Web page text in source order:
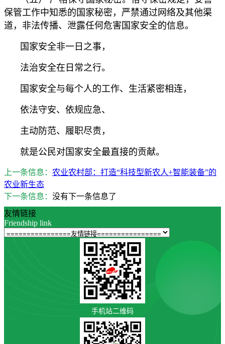
保管工作中知悉的国家秘密，严禁通过网络及其他渠
道，非法传播、泄露任何危害国家安全的信息。
国家安全非一日之事，
法治安全在日常之行。
国家安全与每个人的工作、生活紧密相连，
依法守安、依规应急、
主动防范、履职尽责，
就是公民对国家安全最直接的贡献。
上一条信息： 农业农村部：打造“科技型新农人+智能装备”的
农业新生态
下一条信息： 没有下一条信息了
友情链接
Friendship link
手机站二维码